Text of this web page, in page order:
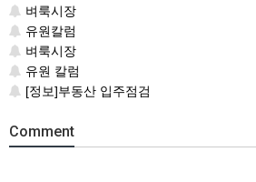
벼룩시장
유원칼럼
벼룩시장
유원 칼럼
[정보]부동산 입주점검
Comment